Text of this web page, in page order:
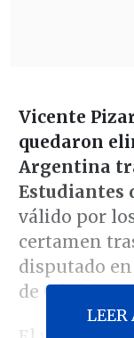
Vicente
quedaron
Argentina
Estudiantes
válido por
certamen
disputado
de Córdoba.
LEER